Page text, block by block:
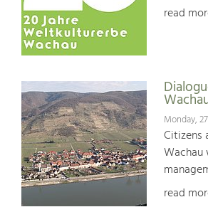
read
Monday,
Citizens
read